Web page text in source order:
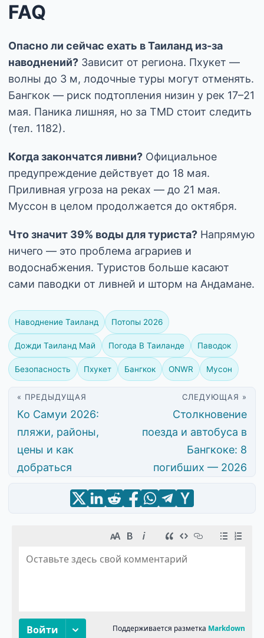
FAQ
Опасно ли сейчас ехать в Таиланд из-за
наводнений? Зависит от региона. Пхукет —
волны до 3 м, лодочные туры могут отменять.
Бангкок — риск подтопления низин у рек 17–21
мая. Паника лишняя, но за TMD стоит следить
(тел. 1182).
Когда закончатся ливни? Официальное
предупреждение действует до 18 мая.
Приливная угроза на реках — до 21 мая.
Муссон в целом продолжается до октября.
Что значит 39% воды для туриста? Напрямую
ничего — это проблема аграриев и
водоснабжения. Туристов больше касают
сами паводки от ливней и шторм на Андамане.
Наводнение Таиланд Потопы 2026
Дожди Таиланд Май Погода В Таиланде Паводок
Безопасность Пхукет Бангкок ONWR Мусон
« ПРЕДЫДУЩАЯ
Ко Самуи 2026:
пляжи, районы,
цены и как
добраться
СЛЕДУЮЩАЯ »
Столкновение
поезда и автобуса в
Бангкоке: 8
погибших — 2026